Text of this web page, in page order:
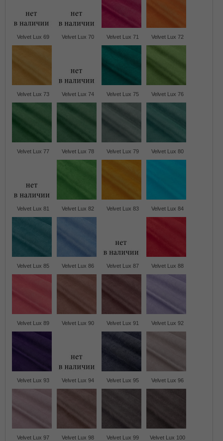
Velvet Lux 69 Velvet Lux 70 Velvet Lux 71 Velvet Lux 72
Velvet Lux 73 Velvet Lux 74 Velvet Lux 75 Velvet Lux 76
Velvet Lux 77 Velvet Lux 78 Velvet Lux 79 Velvet Lux 80
Velvet Lux 81 Velvet Lux 82 Velvet Lux 83 Velvet Lux 84
Velvet Lux 85 Velvet Lux 86 Velvet Lux 87 Velvet Lux 88
Velvet Lux 89 Velvet Lux 90 Velvet Lux 91 Velvet Lux 92
Velvet Lux 93 Velvet Lux 94 Velvet Lux 95 Velvet Lux 96
Velvet Lux 97 Velvet Lux 98 Velvet Lux 99 Velvet Lux 100